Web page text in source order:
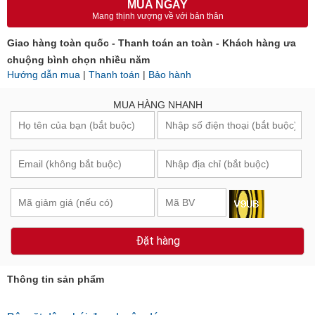
MUA NGAY
Mang thịnh vượng về với bản thân
Giao hàng toàn quốc - Thanh toán an toàn - Khách hàng ưa
chuộng bình chọn nhiều năm
Hướng dẫn mua | Thanh toán | Bảo hành
MUA HÀNG NHANH
Đặt hàng
Thông tin sản phẩm